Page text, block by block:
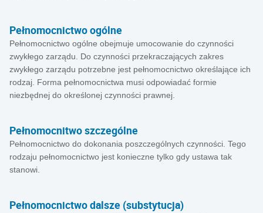
Pełnomocnictwo ogólne
Pełnomocnictwo ogólne obejmuje umocowanie do czynności
zwykłego zarządu. Do czynności przekraczających zakres
zwykłego zarządu potrzebne jest pełnomocnictwo określające ich
rodzaj. Forma pełnomocnictwa musi odpowiadać formie
niezbędnej do określonej czynności prawnej.
Pełnomocnitwo szczególne
Pełnomocnictwo do dokonania poszczególnych czynności. Tego
rodzaju pełnomocnictwo jest konieczne tylko gdy ustawa tak
stanowi.
Pełnomocnictwo dalsze (substytucja)